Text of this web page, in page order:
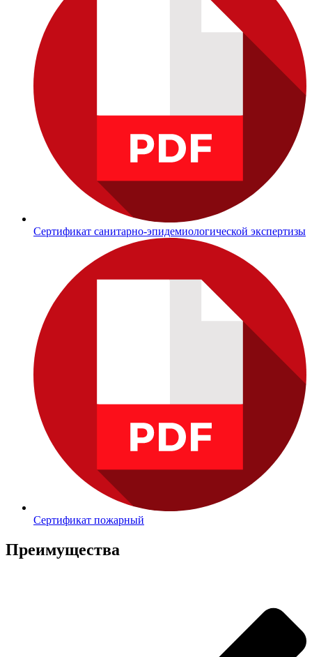
Сертификат санитарно-эпидемиологической экспертизы
Сертификат пожарный
Преимущества